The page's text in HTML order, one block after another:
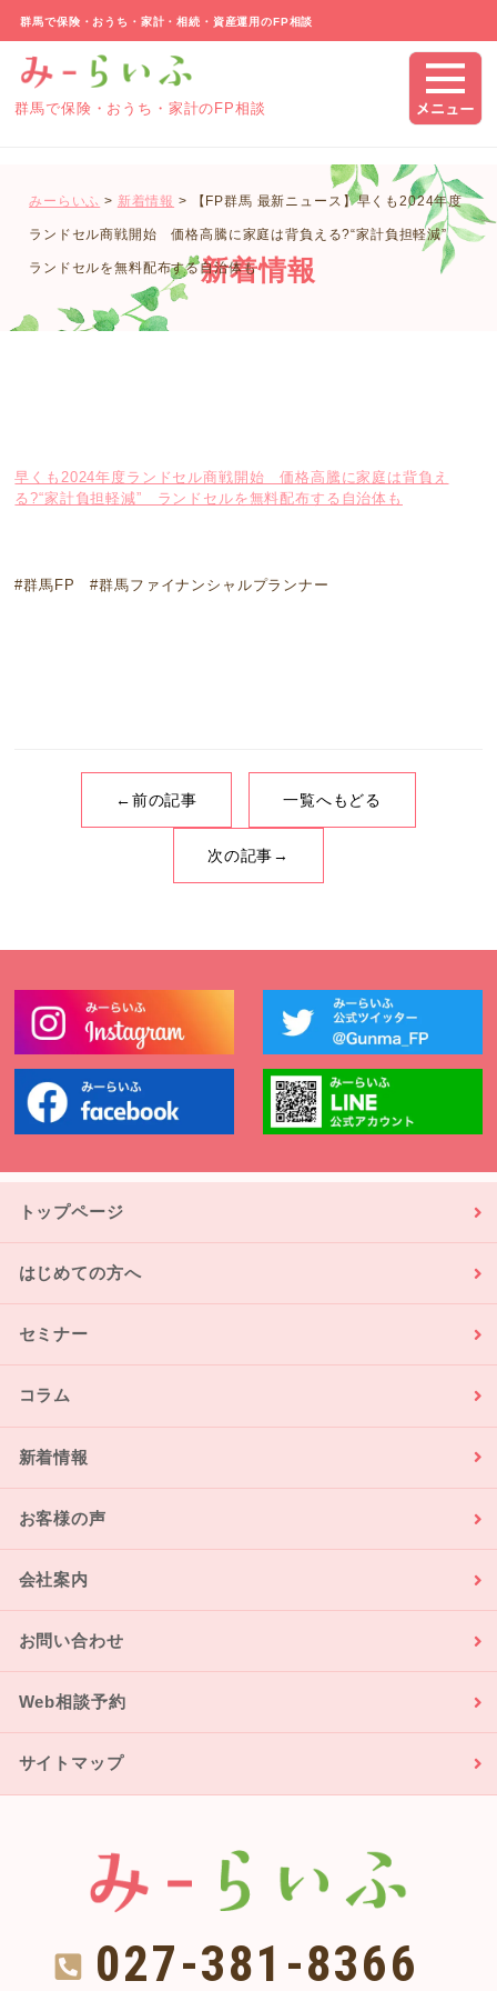
群馬で保険・おうち・家計・相続・資産運用のFP相談
群馬で保険・おうち・家計のFP相談
みーらいふ > 新着情報 > 【FP群馬 最新ニュース】早くも2024年度
ランドセル商戦開始 価格高騰に家庭は背負える?“家計負担軽減”
ランドセルを無料配布する自治体も新着情報
早くも2024年度ランドセル商戦開始 価格高騰に家庭は背負え
る?“家計負担軽減” ランドセルを無料配布する自治体も
#群馬FP #群馬ファイナンシャルプランナー
←前の記事 一覧へもどる
次の記事→
トップページ
はじめての方へ
セミナー
コラム
新着情報
お客様の声
会社案内
お問い合わせ
Web相談予約
サイトマップ
027-381-8366